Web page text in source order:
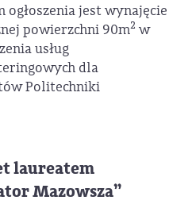
ogłoszenia jest wynajęcie
powierzchni 90m2 w
usług
dla
Politechniki
laureatem
Mazowsza”